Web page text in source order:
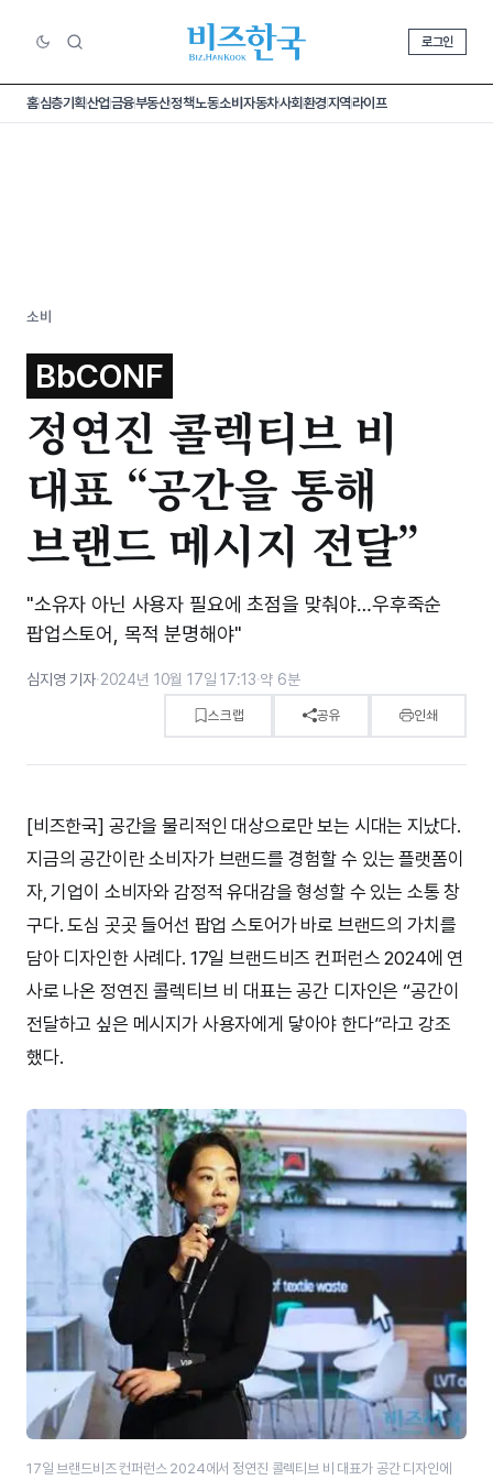
로그인
홈심층기획산업금융부동산정책노동소비 자동차사회환경지역라이프
소비
BbCONF
정연진 콜렉티브 비
대표 “공간을 통해
브랜드 메시지 전달”
"소유자 아닌 사용자 필요에 초점을 맞춰야…우후죽순
팝업스토어, 목적 분명해야"
심지영 기자·2024년 10월 17일 17:13·약 6분
스크랩 공유 인쇄
[비즈한국] 공간을 물리적인 대상으로만 보는 시대는 지났다.
지금의 공간이란 소비자가 브랜드를 경험할 수 있는 플랫폼이
자, 기업이 소비자와 감정적 유대감을 형성할 수 있는 소통 창
구다. 도심 곳곳 들어선 팝업 스토어가 바로 브랜드의 가치를
담아 디자인한 사례다. 17일 브랜드비즈 컨퍼런스 2024에 연
사로 나온 정연진 콜렉티브 비 대표는 공간 디자인은 “공간이
전달하고 싶은 메시지가 사용자에게 닿아야 한다”라고 강조
했다.
17일 브랜드비즈 컨퍼런스 2024에서 정연진 콜렉티브 비 대표가 공간 디자인에